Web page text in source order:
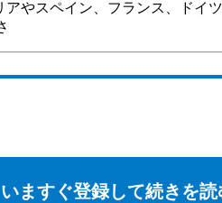
やスペイン、フランス、ドイ
いますぐ登録して続きを読